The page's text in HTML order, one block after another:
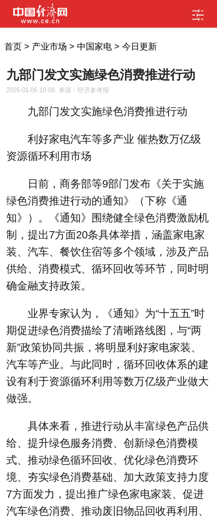
首页> 产业市场 > 中国家电> 今日更新
九部门发文实施绿色消费推进行动
2026-01-06 10:08 来源：经济参考报
九部门发文实施绿色消费推进行动
利好家电汽车等多产业 催热数万亿级
资源循环利用市场
日前，商务部等9部门发布《关于实施
绿色消费推进行动的通知》（下称《通
知》）。《通知》围绕健全绿色消费激励机
制，提出7方面20条具体举措，涵盖家电家
装、汽车、餐饮住宿等多个领域，涉及产品
供给、消费模式、循环回收等环节，同时明
确金融支持政策。
业界专家认为，《通知》为“十五五”时
期促进绿色消费描绘了清晰路线图，与“两
新”政策协同共振，将明显利好家电家装、
汽车等产业。与此同时，循环回收体系的建
设有利于资源循环利用等数万亿级产业做大
做强。
具体来看，推进行动从丰富绿色产品供
给、提升绿色服务消费、创新绿色消费模
式、推动绿色循环回收、优化绿色消费环
境、夯实绿色消费基础、加大政策支持力度
7方面发力，提出推广绿色家电家装、促进
汽车绿色消费、推动废旧物品回收再利用、